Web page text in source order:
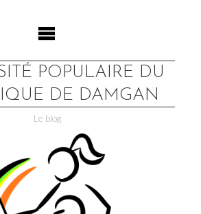
POPULAIRE DU
DE DAMGAN
Le blog